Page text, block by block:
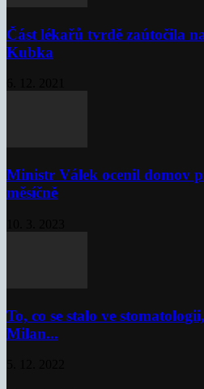
Část lékařů tvrdě zaútočila
Kubka
Ministr Válek ocenil domov
měsíčně
To, co se stalo ve
Milan...